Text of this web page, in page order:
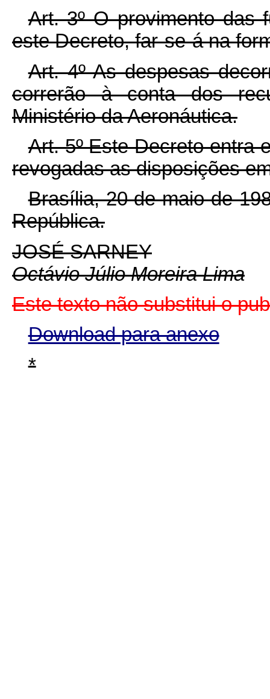
Art. 3º O provimento das
este Decreto, far-se-á na
Art. 4º As despesas
correrão à conta dos
Ministério da Aeronáutica.
Art. 5º Este Decreto entra
revogadas as disposições
Brasília, 20 de maio de
República.
JOSÉ SARNEY
Octávio Júlio Moreira Lima
Este texto não substitui o
Download para anexo
*